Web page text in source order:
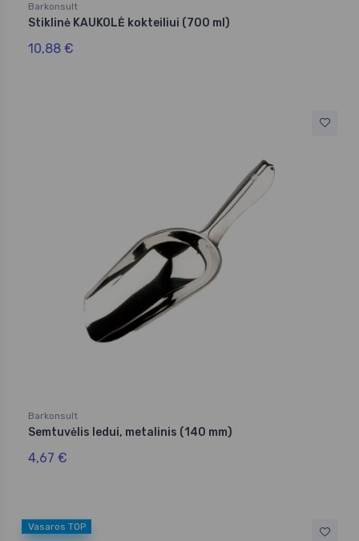
Barkonsult
Stiklinė KAUKOLĖ kokteiliui (700 ml)
10,88 €
Barkonsult
Semtuvėlis ledui, metalinis (140 mm)
4,67 €
Vasaros TOP